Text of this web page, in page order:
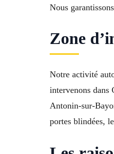
Nous
Zone
Notre activité
intervenons dans
Antonin-sur-
portes blindées,